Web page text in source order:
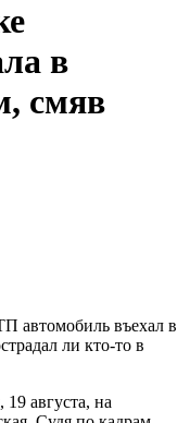
в
смяв
автомобиль въехал в
ли кто-то в
августа, на